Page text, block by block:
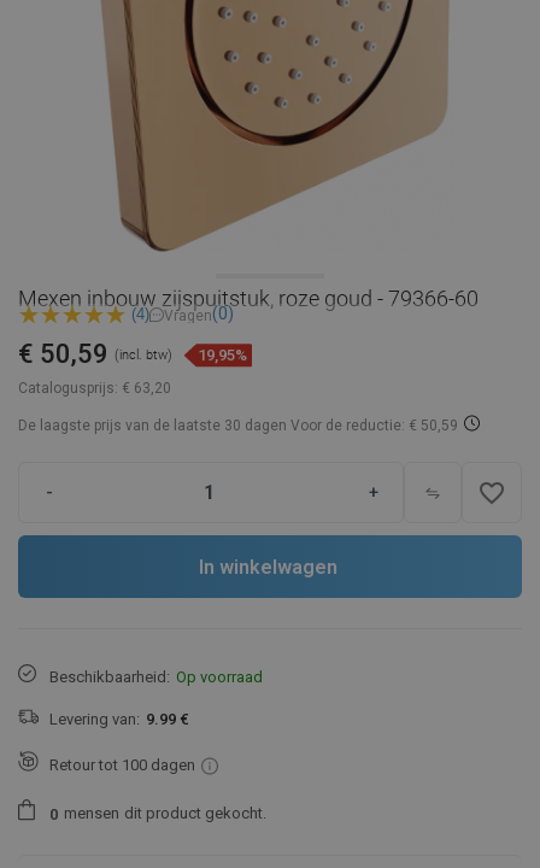
Mexen inbouw zijspuitstuk, roze goud - 79366-60
(4) Vragen(0)
Catalogusprijs: € 63,20
€ 50,59 (incl. btw) 19,95%
De laagste prijs van de laatste 30 dagen Voor de reductie: € 50,59
- + favorite_border
In winkelwagen
Beschikbaarheid: Op voorraad
Levering van: 9.99 €
Retour tot 100 dagen
0 mensen dit product gekocht.